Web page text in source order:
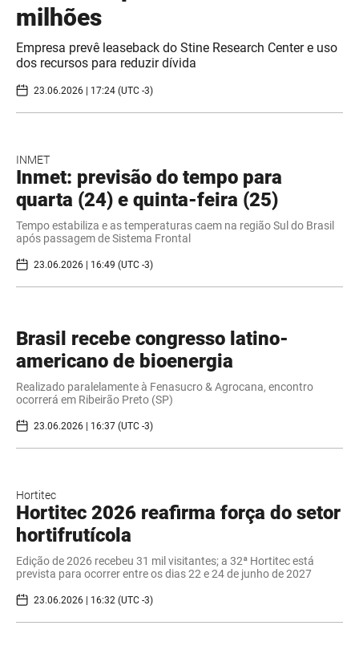
milhões
Empresa prevê leaseback do Stine Research Center e uso
dos recursos para reduzir dívida
23.06.2026 | 17:24 (UTC -3)
INMET
Inmet: previsão do tempo para
quarta (24) e quinta-feira (25)
Tempo estabiliza e as temperaturas caem na região Sul do Brasil
após passagem de Sistema Frontal
23.06.2026 | 16:49 (UTC -3)
Brasil recebe congresso latino-
americano de bioenergia
Realizado paralelamente à Fenasucro & Agrocana, encontro
ocorrerá em Ribeirão Preto (SP)
23.06.2026 | 16:37 (UTC -3)
Hortitec
Hortitec 2026 reafirma força do setor
hortifrutícola
Edição de 2026 recebeu 31 mil visitantes; a 32ª Hortitec está
prevista para ocorrer entre os dias 22 e 24 de junho de 2027
23.06.2026 | 16:32 (UTC -3)